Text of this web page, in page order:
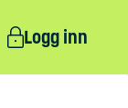
Logg inn